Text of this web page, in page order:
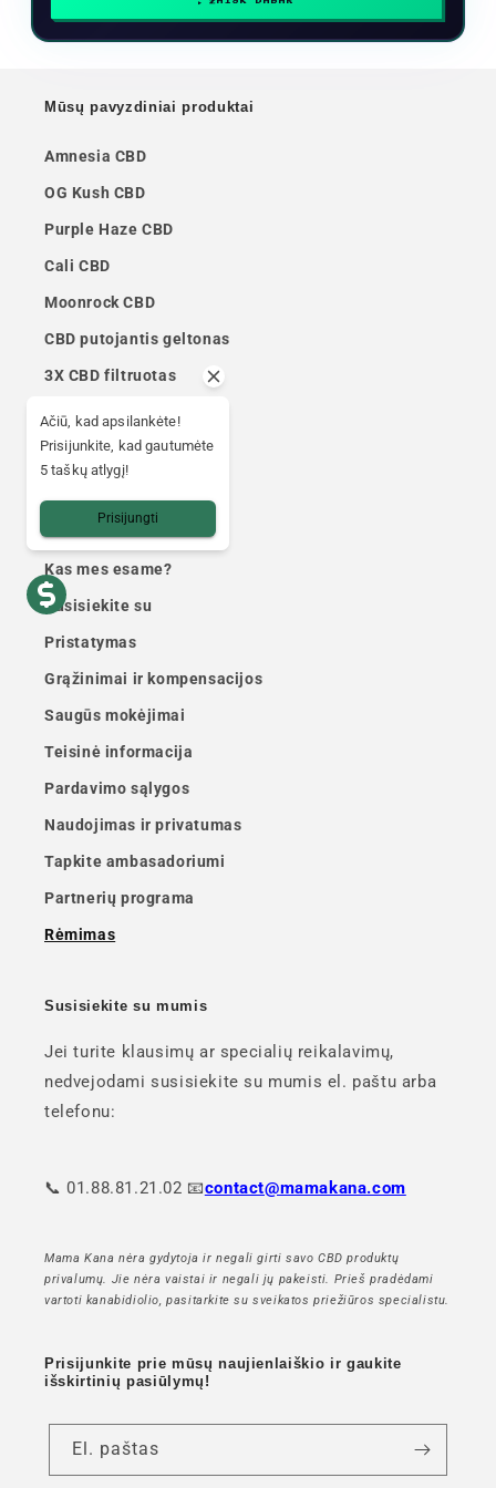
Mūsų pavyzdiniai produktai
Amnesia CBD
OG Kush CBD
Purple Haze CBD
Cali CBD
Moonrock CBD
CBD putojantis geltonas
3X CBD filtruotas
Afghan Hash CBD
Ketama CBD
Praktinė informacija
Kas mes esame?
Susisiekite su
Pristatymas
Grąžinimai ir kompensacijos
Saugūs mokėjimai
Teisinė informacija
Pardavimo sąlygos
Naudojimas ir privatumas
Tapkite ambasadoriumi
Partnerių programa
Rėmimas
Susisiekite su mumis
Jei turite klausimų ar specialių reikalavimų,
nedvejodami susisiekite su mumis el. paštu arba
telefonu:
📞 01.88.81.21.02 📧contact@mamakana.com
Mama Kana nėra gydytoja ir negali girti savo CBD produktų
privalumų. Jie nėra vaistai ir negali jų pakeisti. Prieš pradėdami
vartoti kanabidiolio, pasitarkite su sveikatos priežiūros specialistu.
Prisijunkite prie mūsų naujienlaiškio ir gaukite
išskirtinių pasiūlymų!
El. paštas
Ačiū, kad apsilankėte!
Prisijunkite, kad gautumėte
5 taškų atlygį!
Prisijungti